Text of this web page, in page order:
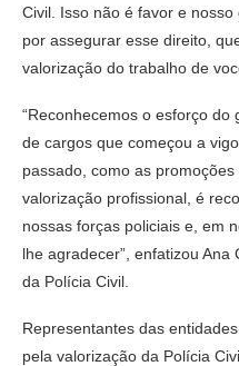
Civil. Isso não é favor e
por assegurar esse direito,
valorização do trabalho de
“Reconhecemos o esforço
de cargos que começou a
passado, como as
valorização profissional, é
nossas forças policiais e, em
lhe agradecer”, enfatizou
da Polícia Civil.
Representantes das
pela valorização da Polícia